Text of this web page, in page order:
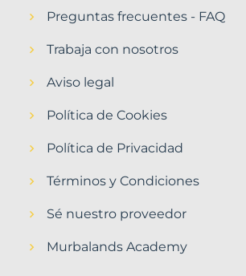
Preguntas frecuentes - FAQ
Trabaja con nosotros
Aviso legal
Política de Cookies
Política de Privacidad
Términos y Condiciones
Sé nuestro proveedor
Murbalands Academy